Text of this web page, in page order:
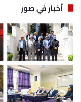
أخبار في صور